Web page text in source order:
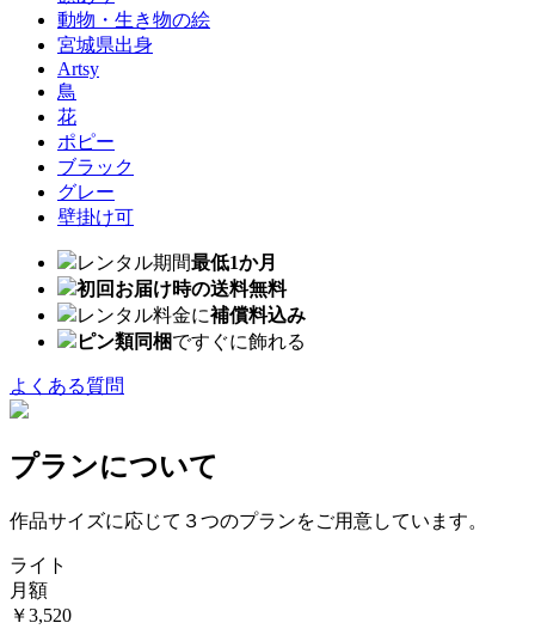
動物・生き物の絵
宮城県出身
Artsy
鳥
花
ポピー
ブラック
グレー
壁掛け可
レンタル期間最低1か月
初回お届け時の送料無料
レンタル料金に補償料込み
ピン類同梱ですぐに飾れる
よくある質問
プランについて
作品サイズに応じて３つのプランをご用意しています。
ライト
月額
￥3,520